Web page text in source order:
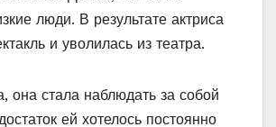
люди. В результате актриса
и уволилась из театра.
она стала наблюдать за собой
ей хотелось постоянно